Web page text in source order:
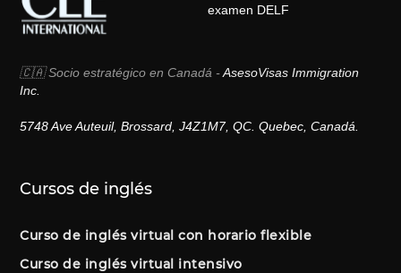
examen DELF
🇨🇦 Socio estratégico en Canadá -AsesoVisas Immigration
Inc.
5748 Ave Auteuil, Brossard, J4Z1M7, QC. Quebec, Canadá.
Cursos de inglés
Curso de inglés virtual con horario flexible
Curso de inglés virtual intensivo